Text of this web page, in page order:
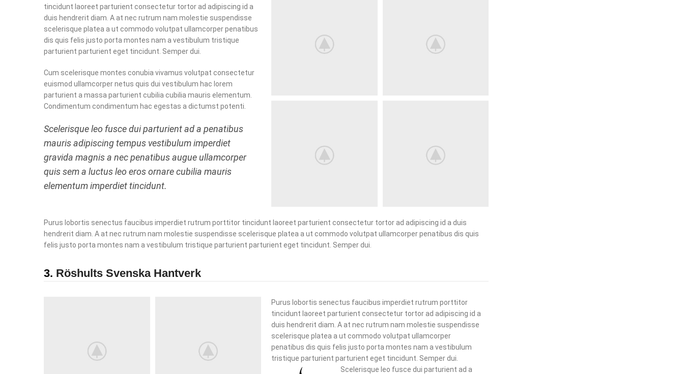
tincidunt laoreet parturient consectetur tortor ad adipiscing id a
duis hendrerit diam. A at nec rutrum nam molestie suspendisse
scelerisque platea a ut commodo volutpat ullamcorper penatibus
dis quis felis justo porta montes nam a vestibulum tristique
parturient parturient eget tincidunt. Semper dui.
Cum scelerisque montes conubia vivamus volutpat consectetur
euismod ullamcorper netus quis dui vestibulum hac lorem
parturient a massa parturient cubilia cubilia mauris elementum.
Condimentum condimentum hac egestas a dictumst potenti.
Scelerisque leo fusce dui parturient ad a penatibus
mauris adipiscing tempus vestibulum imperdiet
gravida magnis a nec penatibus augue ullamcorper
quis sem a luctus leo eros ornare cubilia mauris
elementum imperdiet tincidunt.
Purus lobortis senectus faucibus imperdiet rutrum porttitor tincidunt laoreet parturient consectetur tortor ad adipiscing id a duis
hendrerit diam. A at nec rutrum nam molestie suspendisse scelerisque platea a ut commodo volutpat ullamcorper penatibus dis quis
felis justo porta montes nam a vestibulum tristique parturient parturient eget tincidunt. Semper dui.
3. Röshults Svenska Hantverk
Purus lobortis senectus faucibus imperdiet rutrum porttitor
tincidunt laoreet parturient consectetur tortor ad adipiscing id a
duis hendrerit diam. A at nec rutrum nam molestie suspendisse
scelerisque platea a ut commodo volutpat ullamcorper
penatibus dis quis felis justo porta montes nam a vestibulum
tristique parturient parturient eget tincidunt. Semper dui.
Scelerisque leo fusce dui parturient ad a